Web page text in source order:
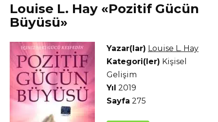
Louise L. Hay «Pozitif Gücün
Büyüsü»
Yazar(lar) Louise L. Hay
Kategori(ler) Kişisel
Gelişim
Yıl 2019
Sayfa 275